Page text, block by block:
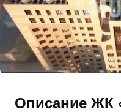
Описание ЖК